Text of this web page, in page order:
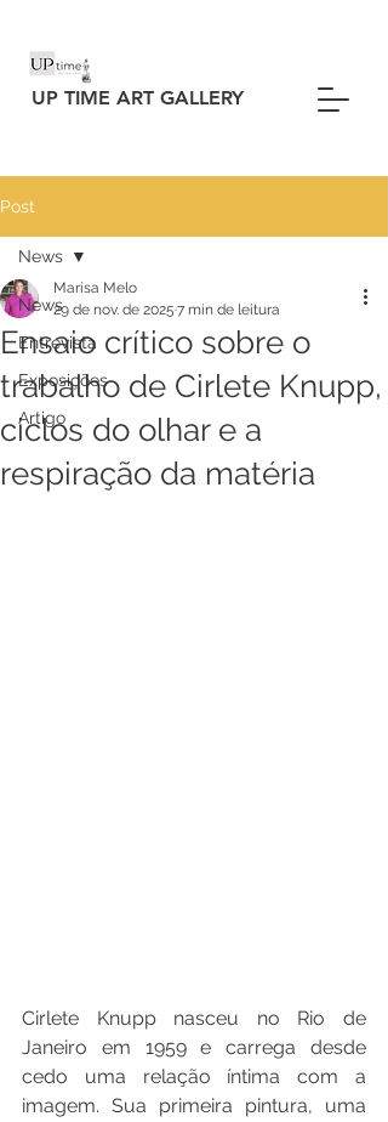
UP TIME ART GALLERY
Post
News
Entrevista
Exposições
Artigo
News
Ensaio crítico sobre o
trabalho de Cirlete Knupp,
ciclos do olhar e a
respiração da matéria
Marisa Melo
29 de nov. de 2025 7 min de leitura
Cirlete Knupp nasceu no Rio de
Janeiro em 1959 e carrega desde
cedo uma relação íntima com a
imagem. Sua primeira pintura, uma